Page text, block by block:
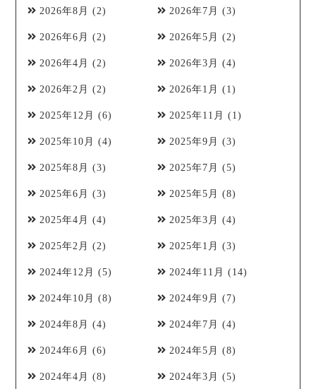
2026年8月 (2) 2026年7月 (3)
2026年6月 (2) 2026年5月 (2)
2026年4月 (2) 2026年3月 (4)
2026年2月 (2) 2026年1月 (1)
2025年12月 (6) 2025年11月 (1)
2025年10月 (4) 2025年9月 (3)
2025年8月 (3) 2025年7月 (5)
2025年6月 (3) 2025年5月 (8)
2025年4月 (4) 2025年3月 (4)
2025年2月 (2) 2025年1月 (3)
2024年12月 (5) 2024年11月 (14)
2024年10月 (8) 2024年9月 (7)
2024年8月 (4) 2024年7月 (4)
2024年6月 (6) 2024年5月 (8)
2024年4月 (8) 2024年3月 (5)